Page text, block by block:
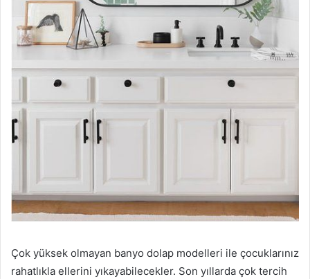
Çok yüksek olmayan banyo dolap modelleri ile çocuklarınız
rahatlıkla ellerini yıkayabilecekler. Son yıllarda çok tercih